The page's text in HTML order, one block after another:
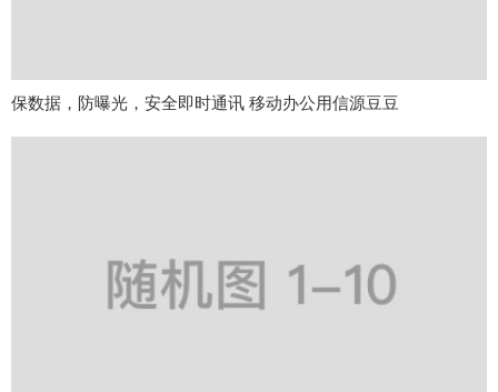
保数据，防曝光，安全即时通讯 移动办公用信源豆豆